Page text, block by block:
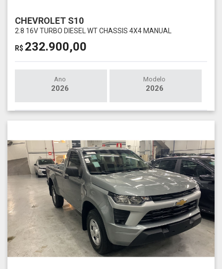
CHEVROLET S10
2.8 16V TURBO DIESEL WT CHASSIS 4X4 MANUAL
R$ 232.900,00
Ano
2026
Modelo
2026